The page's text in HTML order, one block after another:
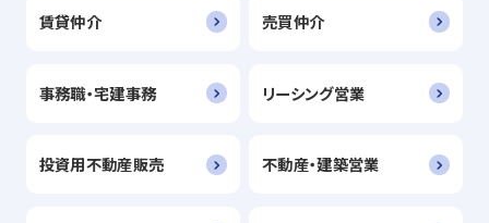
賃貸仲介 売買仲介
事務職・宅建事務 リーシング営業
投資用不動産販売 不動産・建築営業